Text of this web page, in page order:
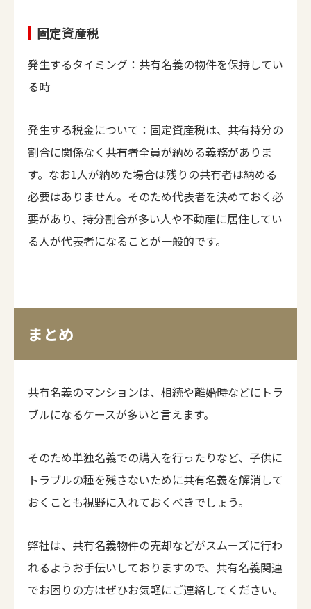
固定資産税
発生するタイミング：共有名義の物件を保持してい
る時
発生する税金について：固定資産税は、共有持分の
割合に関係なく共有者全員が納める義務がありま
す。なお1人が納めた場合は残りの共有者は納める
必要はありません。そのため代表者を決めておく必
要があり、持分割合が多い人や不動産に居住してい
る人が代表者になることが一般的です。
まとめ
共有名義のマンションは、相続や離婚時などにトラ
ブルになるケースが多いと言えます。
そのため単独名義での購入を行ったりなど、子供に
トラブルの種を残さないために共有名義を解消して
おくことも視野に入れておくべきでしょう。
弊社は、共有名義物件の売却などがスムーズに行わ
れるようお手伝いしておりますので、共有名義関連
でお困りの方はぜひお気軽にご連絡してください。